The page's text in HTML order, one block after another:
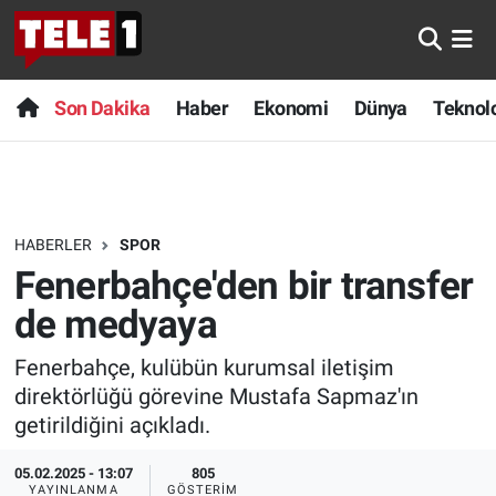
Son Dakika Haber Ekonomi Dünya
HABERLER SPOR
Fenerbahçe'den bir transfer
de medyaya
Fenerbahçe, kulübün kurumsal iletişim
direktörlüğü görevine Mustafa Sapmaz'ın
getirildiğini açıkladı.
05.02.2025 - 13:07
YAYINLANMA
805
GÖSTERIM
Anında Manşet
Başka Sohbetler
Bilim turu
Bilim ve Teknoloji Evreni
Doğa Konuşuyor
Dünya
Ege Saati
Son Dakika
Haber
Dünya
Teknoloji
Sağlık
Spor
Yayın Akışı
Nöbetçi Eczaneler
Hava Durumu
Trafik Durumu
Süper Lig Puan Durumu ve Fikstür
Tüm Manşetler
Son Dakika Haberleri
Haber Arşivi